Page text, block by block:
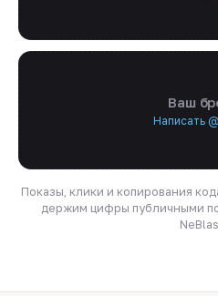
Ваш
Написать
Показы, клики и копирования
держим цифры публичными